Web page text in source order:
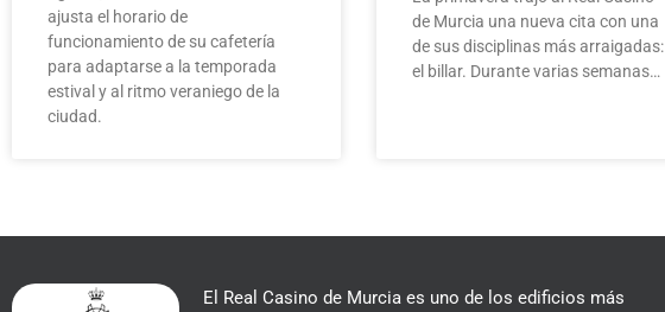
ajusta el horario de
funcionamiento de su cafetería
para adaptarse a la temporada
estival y al ritmo veraniego de la
ciudad.
de Murcia una nueva cita con una
de sus disciplinas más arraigadas:
el billar. Durante varias semanas…
El Real Casino de Murcia es uno de los edificios más